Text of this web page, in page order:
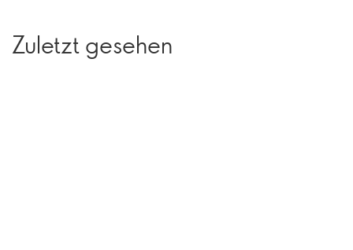
Zuletzt gesehen